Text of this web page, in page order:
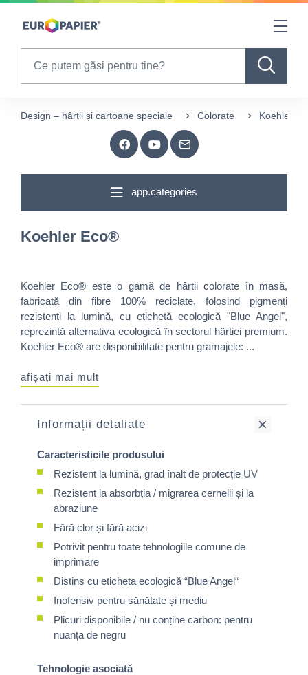
Table Of Content
Design – hârtii și cartoane speciale Colorate Koehler
app.categories
Koehler Eco®
Koehler Eco® este o gamă de hârtii colorate în masă,
fabricată din fibre 100% reciclate, folosind pigmenți
rezistenți la lumină, cu etichetă ecologică "Blue Angel",
reprezintă alternativa ecologică în sectorul hârtiei premium.
Koehler Eco® are disponibilitate pentru gramajele: ...
afișați mai mult
Informații detaliate
Caracteristicile produsului
Rezistent la lumină, grad înalt de protecție UV
Rezistent la absorbția / migrarea cernelii și la
abraziune
Fără clor și fără acizi
Potrivit pentru toate tehnologiile comune de
imprimare
Distins cu eticheta ecologică “Blue Angel“
Inofensiv pentru sănătate și mediu
Plicuri disponibile / nu conține carbon: pentru
nuanța de negru
Tehnologie asociată